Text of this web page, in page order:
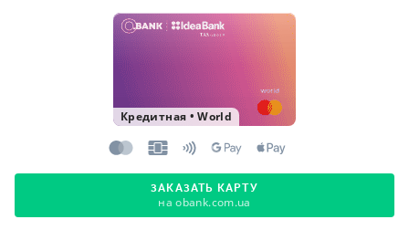
Кредитная •World
ЗАКАЗАТЬ КАРТУ
на obank.com.ua